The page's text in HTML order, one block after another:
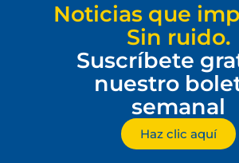
Noticias que
Sin ruido.
Suscríbete
nuestro
semanal
Haz clic aquí